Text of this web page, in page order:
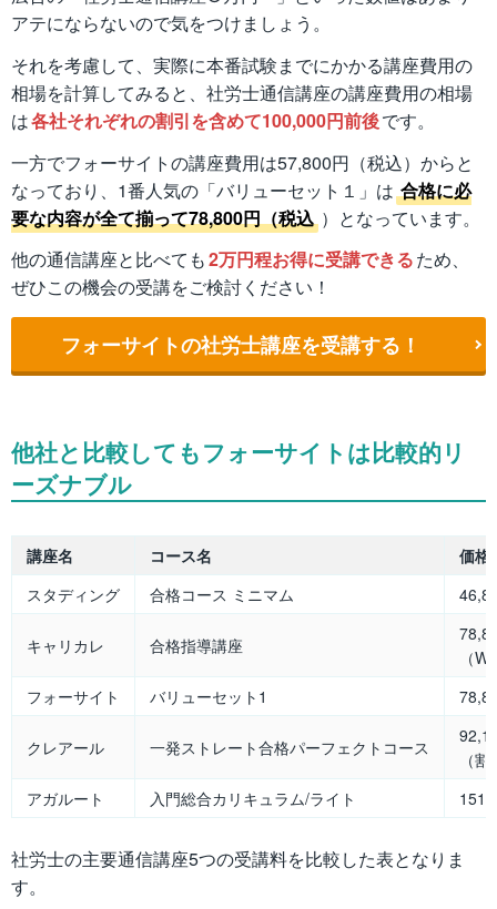
アテにならないので気をつけましょう。
それを考慮して、実際に本番試験までにかかる講座費用の
相場を計算してみると、社労士通信講座の講座費用の相場
は各社それぞれの割引を含めて100,000円前後です。
一方でフォーサイトの講座費用は57,800円（税込）からと
なっており、1番人気の「バリューセット１」は 合格に必
要な内容が全て揃って78,800円（税込 ）となっています。
他の通信講座と比べても2万円程お得に受講できるため、
ぜひこの機会の受講をご検討ください！
フォーサイトの社労士講座を受講する！
他社と比較してもフォーサイトは比較的リ
ーズナブル
講座名 コース名
価格
スタディング
合格コース ミニマム
キャリカレ 合格指導講座
（
フォーサイト
バリューセット1
クレアール 一発ストレート合格パーフェクトコース
（
アガルート
入門総合カリキュラム/ライト
社労士の主要通信講座5つの受講料を比較した表となりま
す。